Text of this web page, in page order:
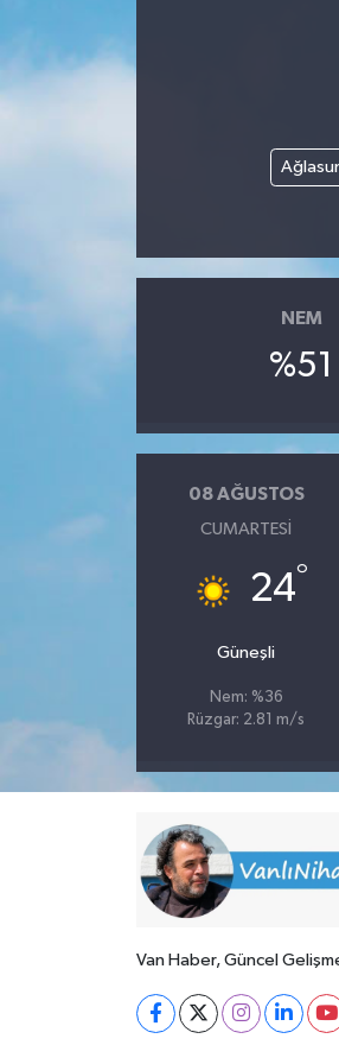
NEM
%51
08 AĞUSTOS
CUMARTESI
24°
Güneşli
Nem: %36
Rüzgar: 2.81 m/s
Van Haber, Güncel